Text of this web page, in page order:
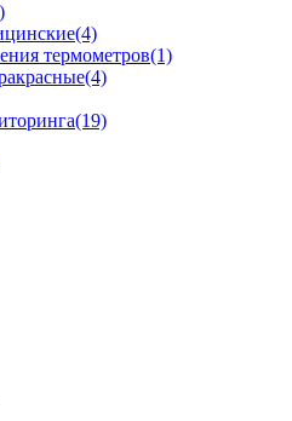
(4)
термометров(1)
(4)
(19)